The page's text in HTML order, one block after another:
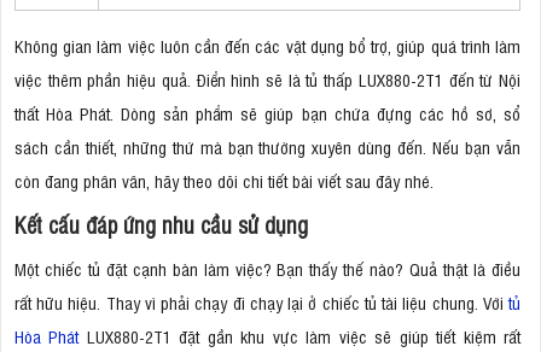
Không gian làm việc luôn cần đến các vật dụng bổ trợ, giúp quá trình làm
việc thêm phần hiệu quả. Điển hình sẽ là tủ thấp LUX880-2T1 đến từ Nội
thất Hòa Phát. Dòng sản phẩm sẽ giúp bạn chứa đựng các hồ sơ, sổ
sách cần thiết, những thứ mà bạn thường xuyên dùng đến. Nếu bạn vẫn
còn đang phân vân, hãy theo dõi chi tiết bài viết sau đây nhé.
Kết cấu đáp ứng nhu cầu sử dụng
Một chiếc tủ đặt cạnh bàn làm việc? Bạn thấy thế nào? Quả thật là điều
rất hữu hiệu. Thay vì phải chạy đi chạy lại ở chiếc tủ tài liệu chung. Vớitủ
Hòa PhátLUX880-2T1 đặt gần khu vực làm việc sẽ giúp tiết kiệm rất